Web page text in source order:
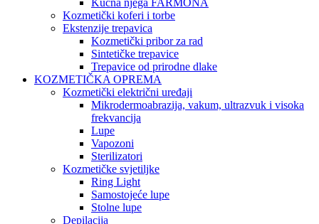
Kućna njega FARMONA
Kozmetički koferi i torbe
Ekstenzije trepavica
Kozmetički pribor za rad
Sintetičke trepavice
Trepavice od prirodne dlake
KOZMETIČKA OPREMA
Kozmetički električni uređaji
Mikrodermoabrazija, vakum, ultrazvuk i visoka
frekvancija
Lupe
Vapozoni
Sterilizatori
Kozmetičke svjetiljke
Ring Light
Samostojeće lupe
Stolne lupe
Depilacija